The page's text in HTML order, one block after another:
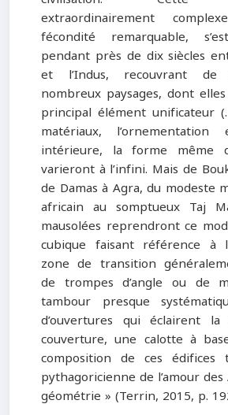
extraordinairement
fécondité remarquable,
pendant près de dix siècles
et l’Indus, recouvrant de
nombreux paysages, dont
principal élément unificateur
matériaux,
intérieure, la forme même
varieront à l’infini. Mais de
de Damas à Agra, du modeste
africain au somptueux Taj
mausolées reprendront ce
cubique faisant référence à
zone de transition
de trompes d’angle ou de
tambour presque
d’ouvertures qui éclairent
couverture, une calotte à
composition de ces édifices
pythagoricienne de l’amour
géométrie » (Terrin, 2015, p.